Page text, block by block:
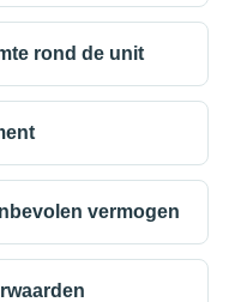
rond de unit
vermogen